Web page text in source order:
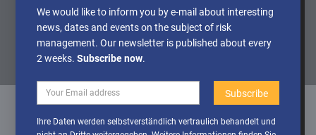
We use cookies to obtain anonymised
information about the use of our website, so
that we can constantly improve our offer.
Further Details can be found in our
cookies
Activate cookies
Find a solution provider
We would like to inform you by e-mail about interesting
news, dates and events on the subject of risk
management. Our newsletter is published about every
2 weeks.Subscribe now.
Ihre Daten werden selbstverständlich vertraulich behandelt und